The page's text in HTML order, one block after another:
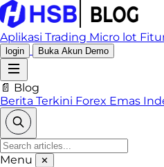
Aplikasi Trading Micro lot
login Buka Akun Demo
📄 Blog
Berita Terkini Forex Emas
Menu ✕